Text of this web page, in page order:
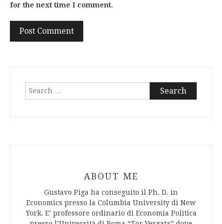
for the next time I comment.
Search
ABOUT ME
Gustavo Piga ha conseguito il Ph. D. in
Economics presso la Columbia University di New
York. E’ professore ordinario di Economia Politica